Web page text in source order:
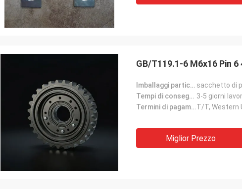
GB/T119.1-6 M6x16 Pin
Imballaggi particolari: sacchetto di
Tempi di consegna: 3-5 giorni
Termini di pagamento:T/T, Western
Miglior Prezzo